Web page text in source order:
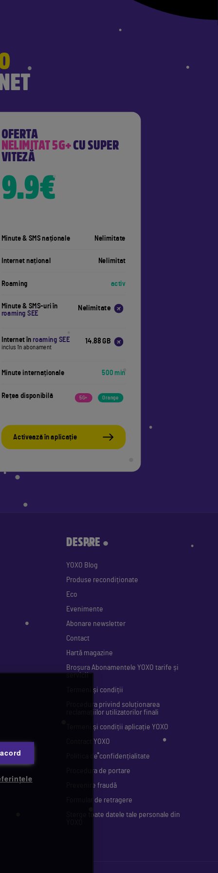
OFERTA
NELIMITAT 5G+CU SUPER
VITEZĂ
9.9€
Minute & SMS naționale Nelimitate
Internet național Nelimitat
Roaming activ
Minute & SMS-uri în
roaming SEE
Nelimitate
Internet în roaming SEE
inclus în abonament
14.88 GB
Minute internaționale 500 min
Rețea disponibilă 5G+ Orange
Activează în aplicație
DESPRE
YOXO Blog
Produse recondiționate
Eco
Evenimente
Abonare newsletter
Contact
Hartă magazine
Broșura Abonamentele YOXO tarife și
servicii
Termeni și condiții
Procedura privind soluționarea
reclamațiilor utilizatorilor finali
Termeni și condiții aplicație YOXO
Contract YOXO
Politica de confidențialitate
Procedura de portare
Prevenire fraudă
Formular de retragere
Șterge toate datele tale personale din
•
•
•
•